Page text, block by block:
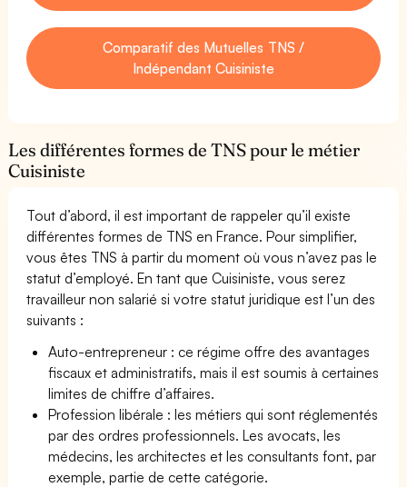
Comparatif des Mutuelles TNS /
Indépendant Cuisiniste
Les différentes formes de TNS pour le métier
Cuisiniste
Tout d’abord, il est important de rappeler qu’il existe
différentes formes de TNS en France. Pour simplifier,
vous êtes TNS à partir du moment où vous n’avez pas le
statut d’employé. En tant que Cuisiniste, vous serez
travailleur non salarié si votre statut juridique est l’un des
suivants :
Auto-entrepreneur : ce régime offre des avantages
fiscaux et administratifs, mais il est soumis à certaines
limites de chiffre d’affaires.
Profession libérale : les métiers qui sont réglementés
par des ordres professionnels. Les avocats, les
médecins, les architectes et les consultants font, par
exemple, partie de cette catégorie.